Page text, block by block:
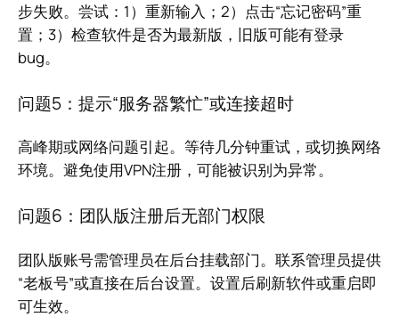
步失败。尝试：1）重新输入；2）点击“忘记密码”重
置；3）检查软件是否为最新版，旧版可能有登录
bug。
问题5：提示“服务器繁忙”或连接超时
高峰期或网络问题引起。等待几分钟重试，或切换网络
环境。避免使用VPN注册，可能被识别为异常。
问题6：团队版注册后无部门权限
团队版账号需管理员在后台挂载部门。联系管理员提供
“老板号”或直接在后台设置。设置后刷新软件或重启即
可生效。